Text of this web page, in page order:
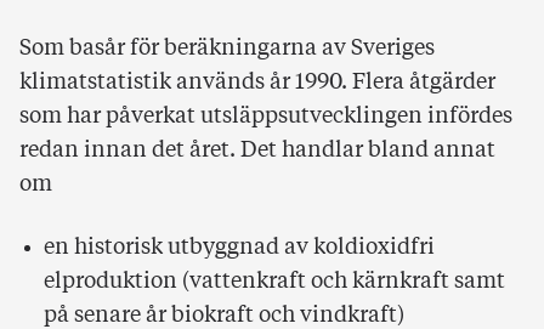
Som basår för beräkningarna av Sveriges
klimatstatistik används år 1990. Flera åtgärder
som har påverkat utsläppsutvecklingen infördes
redan innan det året. Det handlar bland annat
om
en historisk utbyggnad av koldioxidfri
elproduktion (vattenkraft och kärnkraft samt
på senare år biokraft och vindkraft)